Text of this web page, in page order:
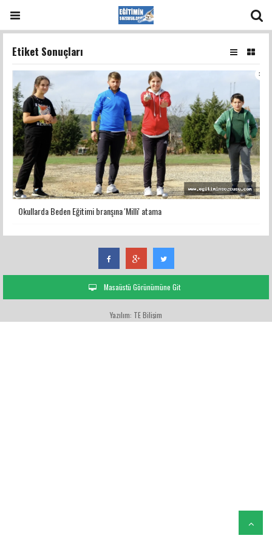
Etiket Sonuçları
Okullarda Beden Eğitimi branşına 'Milli' atama
Masaüstü Görünümüne Git
Yazılım: TE Bilişim